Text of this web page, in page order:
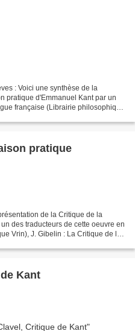
: Voici une synthèse de la
pratique d'Emmanuel Kant par un
française (Librairie philosophique
pratique
de la Critique de la
des traducteurs de cette oeuvre en
Vrin), J. Gibelin : La Critique de la
Kant